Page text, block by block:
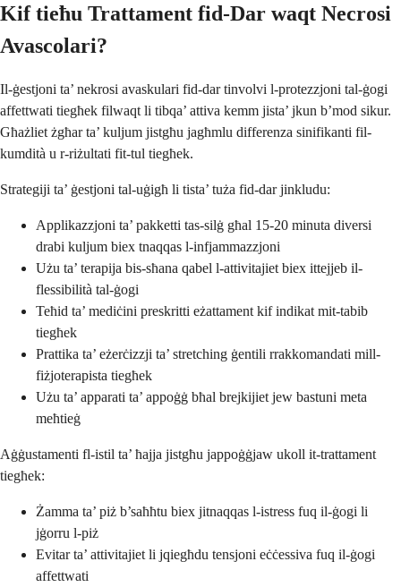
Kif tieħu Trattament fid-Dar waqt Necrosi
Avascolari?
Il-ġestjoni ta’ nekrosi avaskulari fid-dar tinvolvi l-protezzjoni tal-ġogi
affettwati tiegħek filwaqt li tibqa’ attiva kemm jista’ jkun b’mod sikur.
Għażliet żgħar ta’ kuljum jistgħu jagħmlu differenza sinifikanti fil-
kumdità u r-riżultati fit-tul tiegħek.
Strategiji ta’ ġestjoni tal-uġigħ li tista’ tuża fid-dar jinkludu:
Applikazzjoni ta’ pakketti tas-silġ għal 15-20 minuta diversi
drabi kuljum biex tnaqqas l-infjammazzjoni
Użu ta’ terapija bis-sħana qabel l-attivitajiet biex ittejjeb il-
flessibilità tal-ġogi
Teħid ta’ mediċini preskritti eżattament kif indikat mit-tabib
tiegħek
Prattika ta’ eżerċizzji ta’ stretching ġentili rrakkomandati mill-
fiżjoterapista tiegħek
Użu ta’ apparati ta’ appoġġ bħal brejkijiet jew bastuni meta
meħtieġ
Aġġustamenti fl-istil ta’ ħajja jistgħu jappoġġjaw ukoll it-trattament
tiegħek:
Żamma ta’ piż b’saħħtu biex jitnaqqas l-istress fuq il-ġogi li
jġorru l-piż
Evitar ta’ attivitajiet li jqiegħdu tensjoni eċċessiva fuq il-ġogi
affettwati